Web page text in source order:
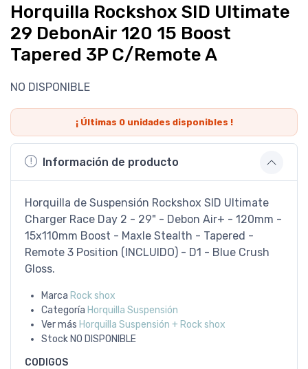
Horquilla Rockshox SID Ultimate
29 DebonAir 120 15 Boost
Tapered 3P C/Remote A
NO DISPONIBLE
¡ Últimas 0unidades disponibles !
Información de producto
Horquilla de Suspensión Rockshox SID Ultimate
Charger Race Day 2 - 29" - Debon Air+ - 120mm -
15x110mm Boost - Maxle Stealth - Tapered -
Remote 3 Position (INCLUIDO) - D1 - Blue Crush
Gloss.
Marca Rock shox
Categoría Horquilla Suspensión
Ver más Horquilla Suspensión + Rock shox
Stock NO DISPONIBLE
CODIGOS